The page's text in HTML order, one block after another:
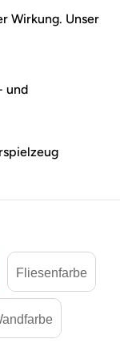
Wirkung. Unser
und
Fliesenfarbe